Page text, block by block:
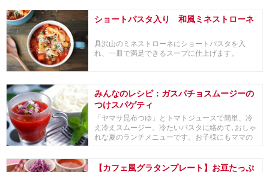
ショートパスタ入り 和風ミネストローネ
具沢山のミネストローネにショートパスタを入
れ、一皿で満足できるスープに仕上げます。
みんなのレシピ：ガスパチョスムージーの
つけスパゲティ
「ヤマサ昆布つゆ」とトマトジュースで簡単、冷
え冷えスムージー。冷たいパスタに絡めて､おしゃ
れな夏のランチメニューです。お子様にもママの
【カフェ風グラタンプレート】お豆たっぷ